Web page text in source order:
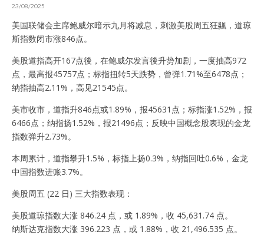
23/08/2025
美国联储会主席鲍威尔暗示九月将减息，刺激美股周五狂飊，道琼
斯指数闭市涨846点。
美股道指高开167点後，在鲍威尔发言後升势加剧，一度抽高972
点，最高报45757点；标指扭转5天跌势，曾弹1.71%至6478点；
纳指抽高2.11%，高见21545点。
美市收市，道指升846点或1.89%，报45631点；标指涨1.52%，报
6466点；纳指扬1.52%，报21496点；反映中国概念股表现的金龙
指数弹升2.73%。
本周累计，道指攀升1.5%，标指上扬0.3%，纳指回吐0.6%，金龙
中国指数进账3.7%。
美股周五 (22 日) 三大指数表现：
美股道琼指数大涨 846.24 点，或 1.89%，收 45,631.74 点。
纳斯达克指数大涨 396.223 点，或 1.88%，收 21,496.535 点。